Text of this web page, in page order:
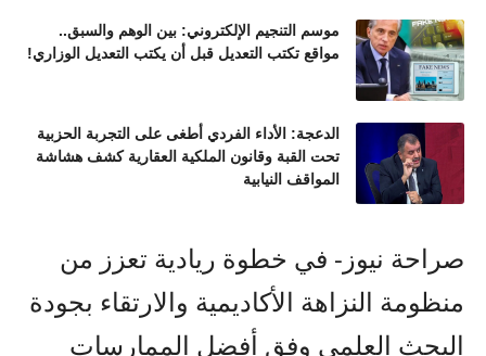
موسم التنجيم الإلكتروني: بين الوهم والسبق..
مواقع تكتب التعديل قبل أن يكتب التعديل الوزاري!
الدعجة: الأداء الفردي أطغى على التجربة الحزبية
تحت القبة وقانون الملكية العقارية كشف هشاشة
المواقف النيابية
صراحة نيوز- في خطوة ريادية تعزز من
منظومة النزاهة الأكاديمية والارتقاء بجودة
البحث العلمي وفق أفضل الممارسات